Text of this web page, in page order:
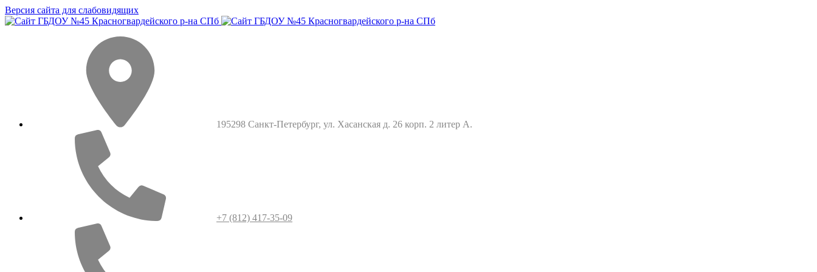
Версия сайта для слабовидящих
195298 Санкт-Петербург, ул. Хасанская д. 26 корп. 2 литер А.
+7 (812) 417-35-09